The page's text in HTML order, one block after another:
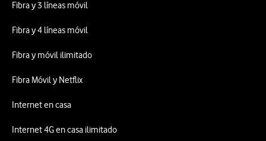
Fibra y 3 líneas móvil
Fibra y 4 líneas móvil
Fibra y móvil ilimitado
Fibra Móvil y Netflix
Internet en casa
Internet 4G en casa ilimitado